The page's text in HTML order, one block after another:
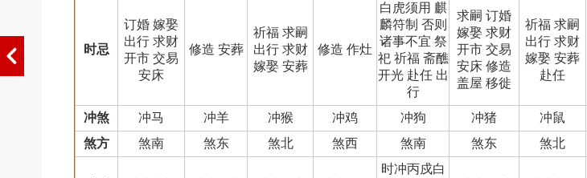
时忌
订婚 嫁娶
出行 求财
开市 交易
安床
修造 安葬
祈福 求嗣
出行 求财
嫁娶 安葬
修造 作灶
白虎须用 麒
麟符制 否则
诸事不宜 祭
祀 祈福 斋醮
开光 赴任 出
行
求嗣 订婚
嫁娶 求财
开市 交易
安床 修造
盖屋 移徙
祈福 求嗣
出行 求财
嫁娶 安葬
赴任
冲煞 冲马 冲羊 冲猴 冲鸡 冲狗 冲猪 冲鼠
煞方
煞南 煞东 煞北 煞西 煞南 煞东 煞北
时冲丙戍白